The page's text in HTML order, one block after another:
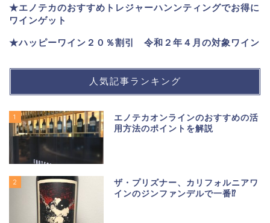
★エノテカのおすすめトレジャーハンンティングでお得に
ワインゲット
★ハッピーワイン２０％割引 令和２年４月の対象ワイン
人気記事ランキング
1
エノテカオンラインのおすすめの活
用方法のポイントを解説
2
ザ・プリズナー、カリフォルニアワ
インのジンファンデルで一番⁉